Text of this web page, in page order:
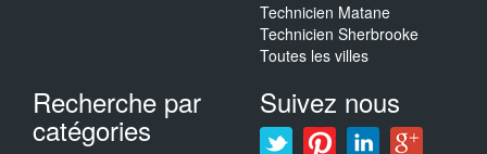
Technicien Matane
Technicien Sherbrooke
Toutes les villes
Recherche par
catégories
Suivez nous